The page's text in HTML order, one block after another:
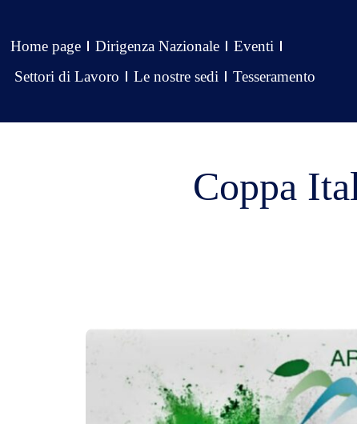
Home page Dirigenza Nazionale
Eventi
Settori di Lavoro
Le nostre sedi Tesseramento
Coppa